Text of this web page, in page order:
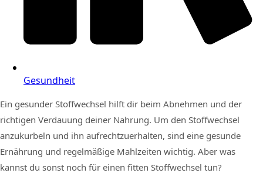
Gesundheit
Ein gesunder Stoffwechsel hilft dir beim Abnehmen und der
richtigen Verdauung deiner Nahrung. Um den Stoffwechsel
anzukurbeln und ihn aufrechtzuerhalten, sind eine gesunde
Ernährung und regelmäßige Mahlzeiten wichtig. Aber was
kannst du sonst noch für einen fitten Stoffwechsel tun?